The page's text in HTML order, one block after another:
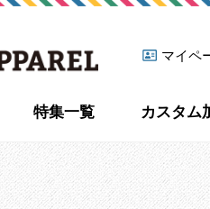
マイペ
特集一覧 カスタム